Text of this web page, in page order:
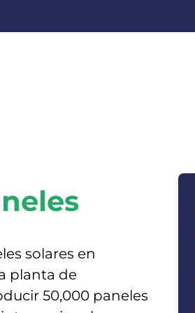
solares en
planta de
50,000 paneles